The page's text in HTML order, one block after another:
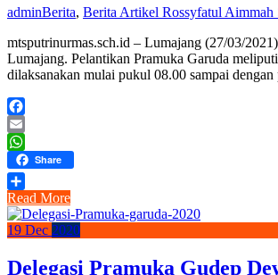
adminBerita, Berita Artikel Rossyfatul Aimmah
mtsputrinurmas.sch.id – Lumajang (27/03/
Lumajang. Pelantikan Pramuka Garuda
dilaksanakan mulai pukul 08.00 sampai
Facebook
Email
WhatsApp
Share
Share
Read More
19 Dec 2020
Delegasi Pramuka Gudep